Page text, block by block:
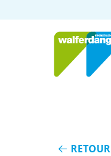
RETOUR